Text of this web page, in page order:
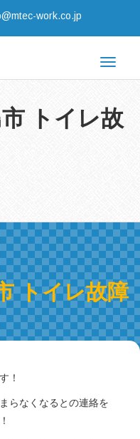
work.co.jp
Toggle
トイレ故
トイレ故障
！
らなくなるとの連絡を